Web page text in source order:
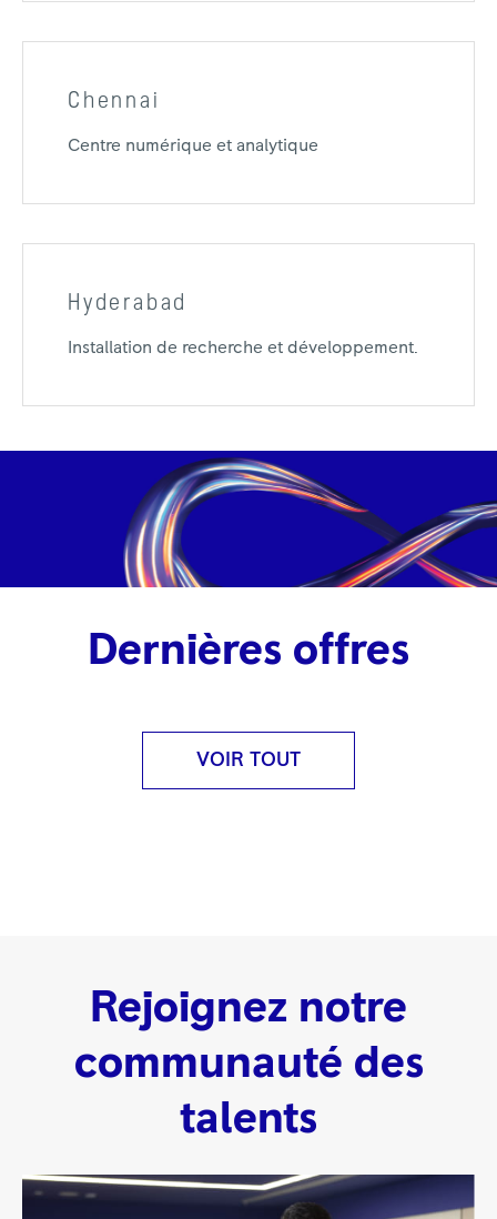
Chennai
Centre numérique et analytique
Hyderabad
Installation de recherche et développement.
Dernières offres
VOIR TOUT
Rejoignez notre
communauté des
talents